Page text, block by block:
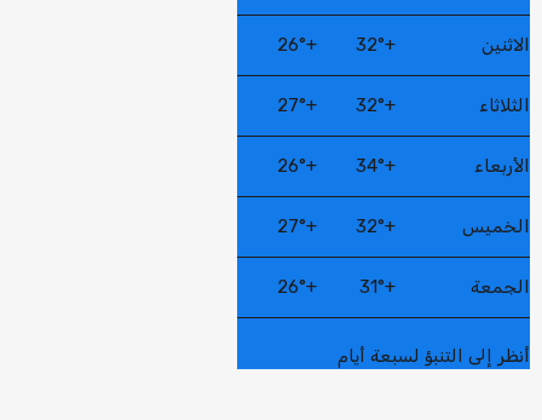
الاثنين +
32°
+
26°
الثلاثاء +
32°
+
27°
الأربعاء +
34°
+
26°
الخميس +
32°
+
27°
الجمعة +
31°
+
26°
أنظر إلى التنبؤ لسبعة أيام